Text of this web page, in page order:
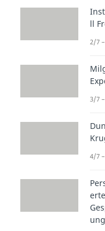
ll
2/7
3/7
4/7
erte
ung